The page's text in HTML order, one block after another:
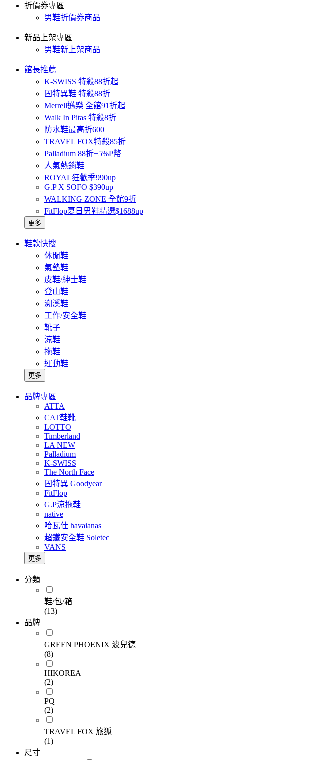
折價券專區
男鞋折價券商品
新品上架專區
男鞋新上架商品
館長推薦
K-SWISS 特殺88折起
固特異鞋 特殺88折
Merrell邁樂 全館91折起
Walk In Pitas 特殺8折
防水鞋最高折600
TRAVEL FOX特殺85折
Palladium 88折+5%P幣
人氣熱銷鞋
ROYAL狂歡季990up
G.P X SOFO $390up
WALKING ZONE 全館9折
FitFlop夏日男鞋精選$1688up
更多
鞋款快搜
休閒鞋
氣墊鞋
皮鞋/紳士鞋
登山鞋
溯溪鞋
工作/安全鞋
靴子
涼鞋
拖鞋
運動鞋
更多
品牌專區
ATTA
CAT鞋靴
LOTTO
Timberland
LA NEW
Palladium
K-SWISS
The North Face
固特異 Goodyear
FitFlop
G.P涼拖鞋
native
哈瓦仕 havaianas
超鐵安全鞋 Soletec
VANS
更多
分類
鞋/包/箱
(13)
品牌
GREEN PHOENIX 波兒德
(8)
HIKOREA
(2)
PQ
(2)
TRAVEL FOX 旅狐
(1)
尺寸